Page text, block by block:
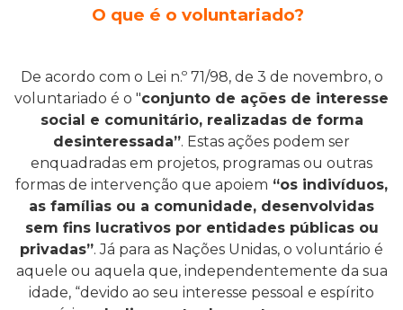
O que é o voluntariado?
De acordo com o Lei n.º 71/98, de 3 de novembro, o
voluntariado é o "conjunto de ações de interesse
social e comunitário, realizadas de forma
desinteressada”. Estas ações podem ser
enquadradas em projetos, programas ou outras
formas de intervenção que apoiem “os indivíduos,
as famílias ou a comunidade, desenvolvidas
sem fins lucrativos por entidades públicas ou
privadas”. Já para as Nações Unidas, o voluntário é
aquele ou aquela que, independentemente da sua
idade, “devido ao seu interesse pessoal e espírito